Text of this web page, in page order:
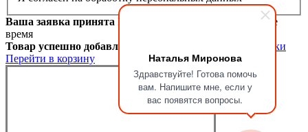
Наталья Миронова
Здравствуйте! Готова помочь
вам. Напишите мне, если у
вас появятся вопросы.
Ваша заявка принята Мы перезвоним вам в ближайшее
время
Товар успешно добавлен в корзину
Продолжить покупки
Перейти в корзину